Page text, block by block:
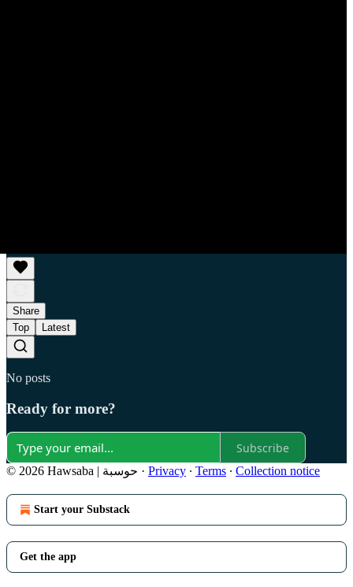
Share
Top
Latest
No posts
Ready for more?
Subscribe
© 2026 Hawsaba | حوسبة · Privacy ∙ Terms ∙ Collection notice
Start your Substack
Get the app